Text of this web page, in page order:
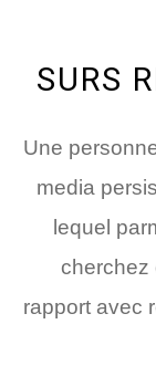
SURS
Une
media
lequel
cherchez
rapport avec